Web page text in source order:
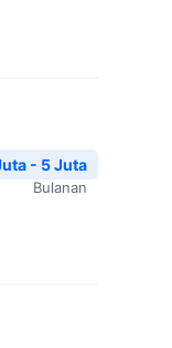
- 5 Juta
Bulanan